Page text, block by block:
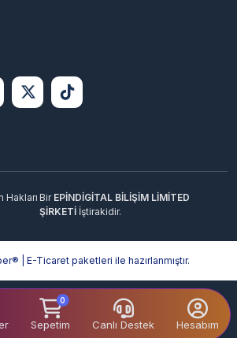
0
Sepetim Canlı Destek Hesabım
Hakları Bir EPİNDİGİTAL BİLİŞİM LİMİTED
ŞİRKETİ İştirakidir.
| E-Ticaret paketleri ile hazırlanmıştır.